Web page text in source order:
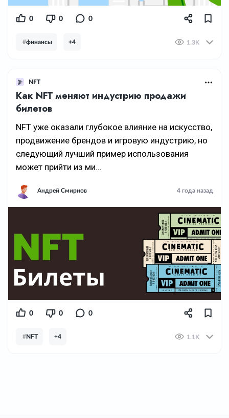
0 0 0
#финансы +4 1.3K
NFT
Как NFT меняют индустрию продажи
билетов
NFT уже оказали глубокое влияние на искусство,
продвижение брендов и игровую индустрию, но
следующий лучший пример использования
может прийти из ми...
Андрей Смирнов 4 года назад
0 0 0
#NFT +4 1.1K